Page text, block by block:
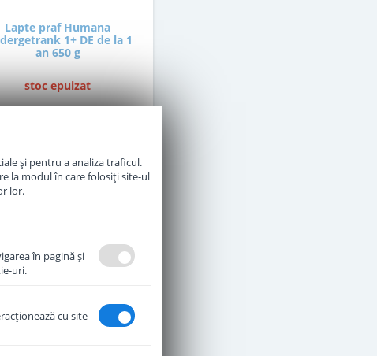
Lapte praf Humana
1+ DE de la 1
an 650 g
stoc epuizat
Indisponibil
și pentru a analiza traficul.
la modul în care folosiți site-ul
lor.
în pagină şi
uri.
cu site-